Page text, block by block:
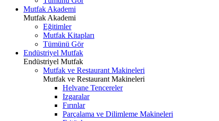
Mutfak Akademi
Mutfak Akademi
Eğitimler
Mutfak Kitapları
Tümünü Gör
Endüstriyel Mutfak
Endüstriyel Mutfak
Mutfak ve Restaurant Makineleri
Mutfak ve Restaurant Makineleri
Helvane Tencereler
Izgaralar
Fırınlar
Parçalama ve Dilimleme Makineleri